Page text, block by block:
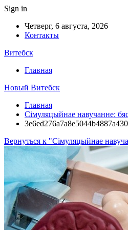
Sign in
Четверг, 6 августа, 2026
Контакты
Витебск
Главная
Новый Витебск
Главная
Сімуляцыйнае навучанне:
Вернуться к "Сімуляцыйнае